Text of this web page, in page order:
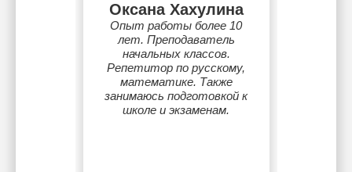
Оксана Хахулина
Опыт работы более 10
лет. Преподаватель
начальных классов.
Репетитор по русскому,
математике. Также
занимаюсь подготовкой к
школе и экзаменам.